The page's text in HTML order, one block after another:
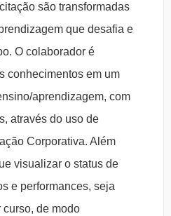
são transformadas
que desafia e
O colaborador é
conhecimentos em um
aprendizagem, com
através do uso de
Corporativa. Além
visualizar o status de
e performances, seja
de modo